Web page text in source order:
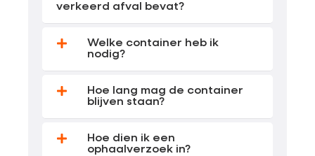
verkeerd afval bevat?
Welke container heb ik
nodig?
Hoe lang mag de container
blijven staan?
Hoe dien ik een
ophaalverzoek in?